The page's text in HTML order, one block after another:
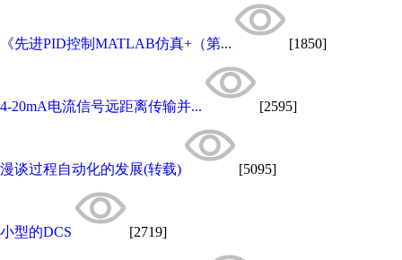
《先进PID控制MATLAB仿真+（第... [1850]
4-20mA电流信号远距离传输并... [2595]
漫谈过程自动化的发展(转载) [5095]
小型的DCS [2719]